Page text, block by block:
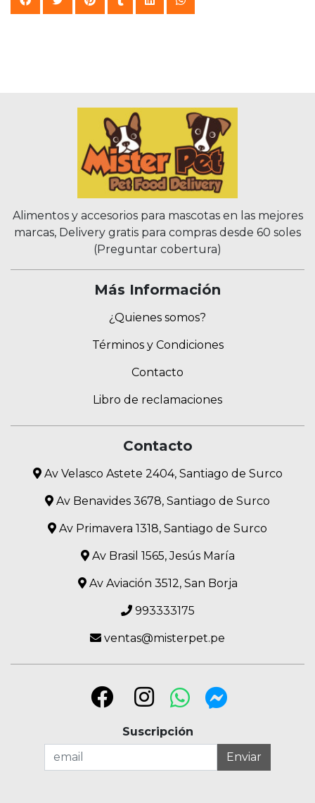
Alimentos y accesorios para mascotas en las mejores
marcas, Delivery gratis para compras desde 60 soles
(Preguntar cobertura)
Más Información
¿Quienes somos?
Términos y Condiciones
Contacto
Libro de reclamaciones
Contacto
Av Velasco Astete 2404, Santiago de Surco
Av Benavides 3678, Santiago de Surco
Av Primavera 1318, Santiago de Surco
Av Brasil 1565, Jesús María
Av Aviación 3512, San Borja
993333175
ventas@misterpet.pe
Suscripción
Enviar